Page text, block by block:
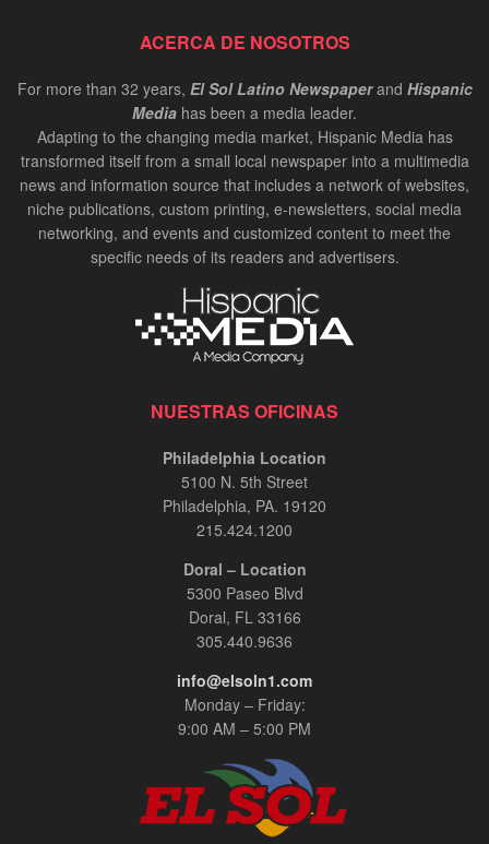
ACERCA DE NOSOTROS
For more than 32 years, El Sol Latino Newspaperand Hispanic
Media has been a media leader.
Adapting to the changing media market, Hispanic Media has
transformed itself from a small local newspaper into a multimedia
news and information source that includes a network of websites,
niche publications, custom printing, e-newsletters, social media
networking, and events and customized content to meet the
specific needs of its readers and advertisers.
NUESTRAS OFICINAS
Philadelphia Location
5100 N. 5th Street
Philadelphia, PA. 19120
215.424.1200
Doral – Location
5300 Paseo Blvd
Doral, FL 33166
305.440.9636
info@elsoln1.com
Monday – Friday:
9:00 AM – 5:00 PM